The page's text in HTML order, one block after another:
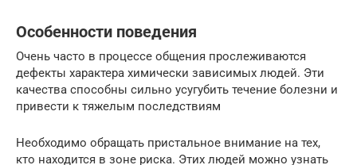
Особенности поведения
Очень часто в процессе общения прослеживаются
дефекты характера химически зависимых людей. Эти
качества способны сильно усугубить течение болезни и
привести к тяжелым последствиям
Необходимо обращать пристальное внимание на тех,
кто находится в зоне риска. Этих людей можно узнать